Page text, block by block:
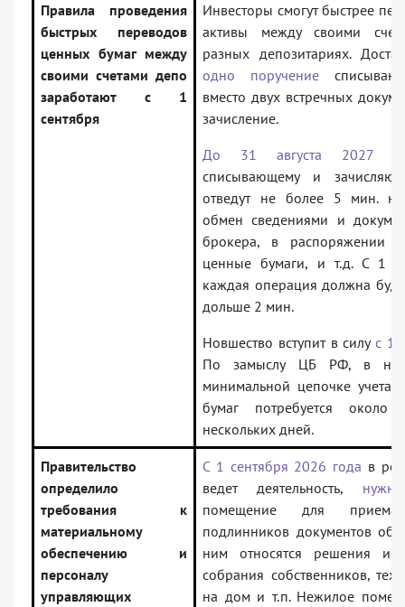
Правила проведения
быстрых переводов
ценных бумаг между
своими счетами депо
заработают с 1
сентября
Инвесторы смогут быстрее
активы между своими
разных депозитариях.
одно поручение
вместо двух встречных
зачисление.
До 31 августа 2027
списывающему и
отведут не более 5 мин.
обмен сведениями и
брокера, в распоряжении
ценные бумаги, и т.д. С 1
каждая операция должна
дольше 2 мин.
Новшество вступит в силу с 1
По замыслу ЦБ РФ, в
минимальной цепочке учета
бумаг потребуется
нескольких дней.
Правительство
определило
требования к
материальному
обеспечению и
персоналу
управляющих
С 1 сентября 2026 года в
ведет деятельность,
помещение для
подлинников документов
ним относятся решения и
собрания собственников,
на дом и т.п. Нежилое